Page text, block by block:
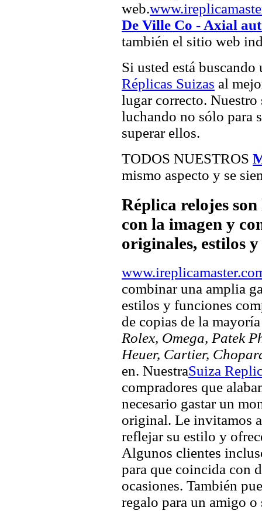
web.
De Ville Co - Axial
también el sitio web
Si usted está
Réplicas Suizas al
lugar correcto. Nuestro
luchando no sólo para
superar ellos.
TODOS NUESTROS
mismo aspecto y se
Réplica relojes
con la imagen y
originales, estilos
combinar una amplia
estilos y funciones
de copias de la
Rolex, Omega, Patek
Heuer, Cartier,
en. NuestraSuiza
compradores que
necesario gastar un
original. Le invitamos
reflejar su estilo y
Algunos clientes
para que coincida con
ocasiones. También
regalo para un amigo o